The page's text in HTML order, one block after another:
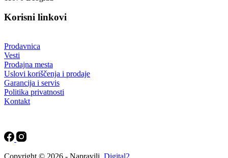
Korisni linkovi
Prodavnica
Vesti
Prodajna mesta
Uslovi koriščenja i prodaje
Garancija i servis
Politika privatnosti
Kontakt